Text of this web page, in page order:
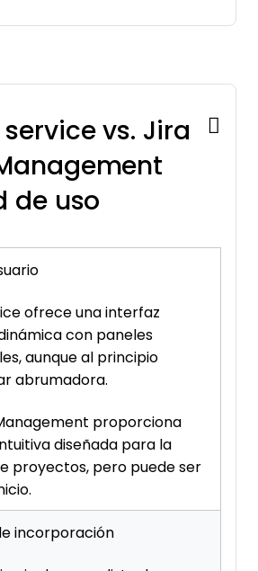
vs. Jira
de uso
ofrece una interfaz
con paneles
aunque al principio
abrumadora.
proporciona
diseñada para la
proyectos, pero puede ser
incorporación